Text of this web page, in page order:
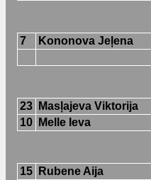
7 Kononova Jeļena
23 Masļajeva Viktorija
10
Melle Ieva
15 Rubene Aija